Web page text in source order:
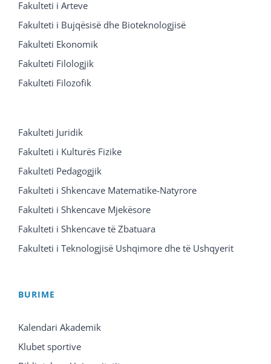
Fakulteti i Arteve
Fakulteti i Bujqësisë dhe Bioteknologjisë
Fakulteti Ekonomik
Fakulteti Filologjik
Fakulteti Filozofik
Fakulteti Juridik
Fakulteti i Kulturës Fizike
Fakulteti Pedagogjik
Fakulteti i Shkencave Matematike-Natyrore
Fakulteti i Shkencave Mjekësore
Fakulteti i Shkencave të Zbatuara
Fakulteti i Teknologjisë Ushqimore dhe të Ushqyerit
BURIME
Kalendari Akademik
Klubet sportive